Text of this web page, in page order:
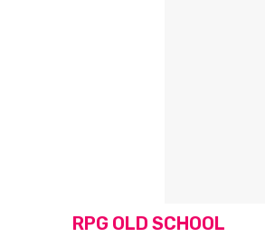
RPG OLD SCHOOL